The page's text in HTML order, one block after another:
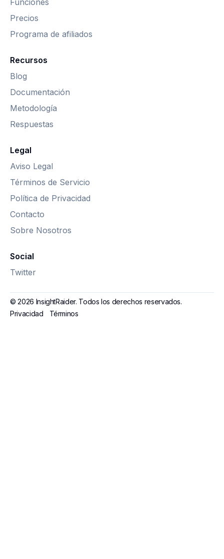
Funciones
Precios
Programa de afiliados
Recursos
Blog
Documentación
Metodología
Respuestas
Legal
Aviso Legal
Términos de Servicio
Política de Privacidad
Contacto
Sobre Nosotros
Social
Twitter
© 2026 InsightRaider. Todos los derechos reservados.
Privacidad
Términos